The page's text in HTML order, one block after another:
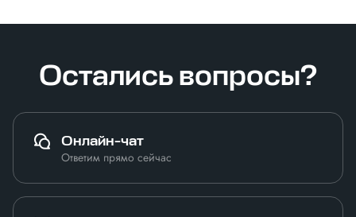
Остались вопросы?
Онлайн-чат
Ответим прямо сейчас